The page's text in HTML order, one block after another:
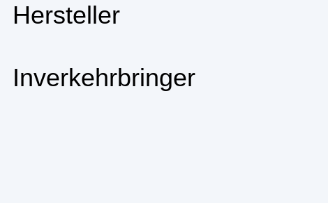
Hersteller
Inverkehrbringer